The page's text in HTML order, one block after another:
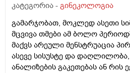
კატეგორია - გინეკოლოგია
გამარჯობათ, მოკლედ ასეთი
მცვივა თმები ამ ბოლო
მაქვს არეული მენსტრუაცია
ასევე სისუსტე და
ანალიზების გაკეთებას ან რის